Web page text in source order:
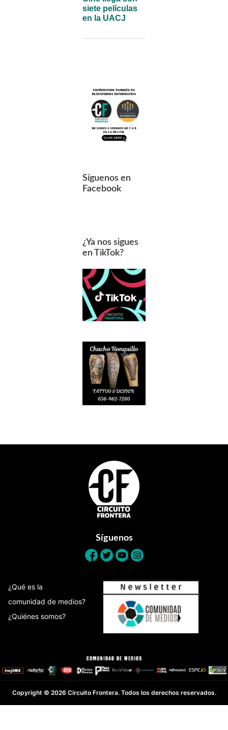
siete películas
en la UACJ
Síguenos en
Facebook
¿Ya nos sigues
en TikTok?
Síguenos
¿Qué es la
comunidad de medios?
¿Quiénes somos?
Copyright © 2026 Circuito Frontera. Todos los derechos reservados.